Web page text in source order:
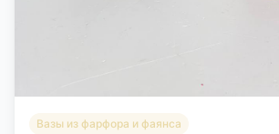
Вазы из фарфора и фаянса